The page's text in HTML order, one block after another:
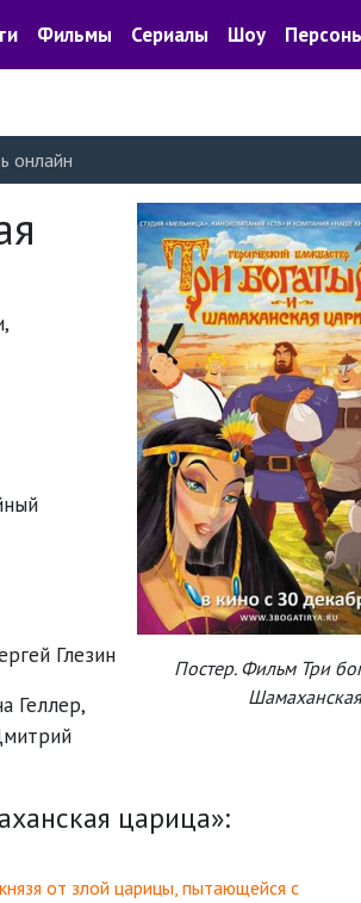
Фильмы Сериалы Шоу
онлайн
Постер. Фильм Три
Глезин
Геллер,
царица»:
от злой царицы, пытающейся с